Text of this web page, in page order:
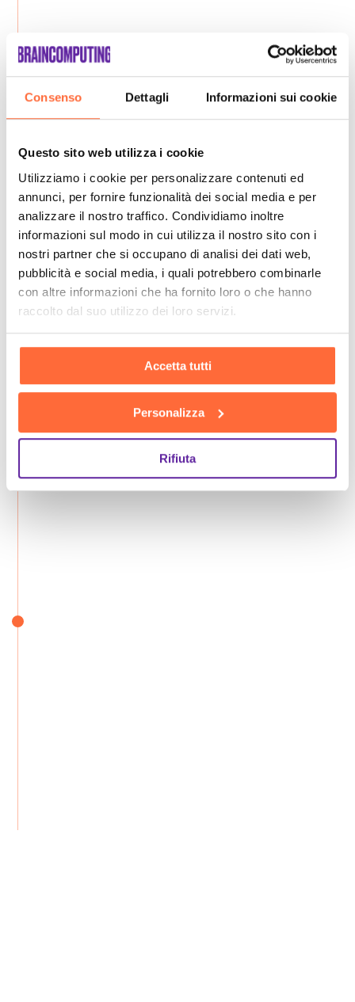
Consenso Dettagli Informazioni sui cookie
Questo sito web utilizza i cookie
Utilizziamo i cookie per personalizzare contenuti ed
annunci, per fornire funzionalità dei social media e per
analizzare il nostro traffico. Condividiamo inoltre
informazioni sul modo in cui utilizza il nostro sito con i
nostri partner che si occupano di analisi dei dati web,
pubblicità e social media, i quali potrebbero combinarle
con altre informazioni che ha fornito loro o che hanno
raccolto dal suo utilizzo dei loro servizi.
Accetta tutti
Personalizza
Rifiuta